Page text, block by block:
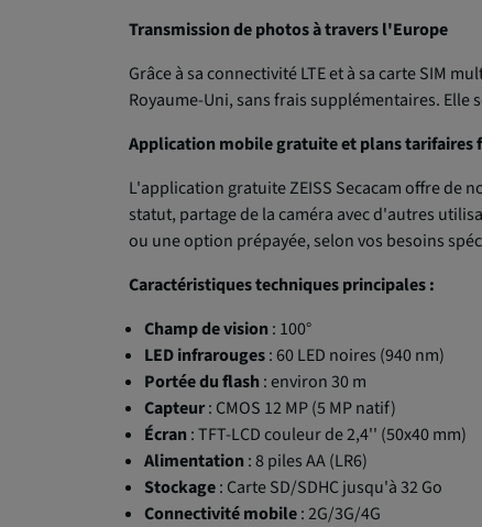
Transmission de photos à travers l'Europe
Grâce à sa connectivité LTE et à sa carte SIM
Royaume-Uni, sans frais supplémentaires.
Application mobile gratuite et plans tarifaires
L'application gratuite ZEISS Secacam offre de
statut, partage de la caméra avec d'autres
ou une option prépayée, selon vos besoins
Caractéristiques techniques principales :
Champ de vision : 100°
LED infrarouges: 60 LED noires (940 nm)
Portée du flash : environ 30 m
Capteur: CMOS 12 MP (5 MP natif)
Écran : TFT-LCD couleur de 2,4'' (50x40 mm)
Alimentation : 8 piles AA (LR6)
Stockage: Carte SD/SDHC jusqu'à 32 Go
Connectivité mobile: 2G/3G/4G